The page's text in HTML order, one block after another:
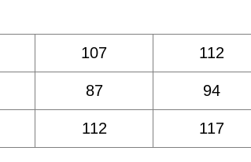
107 112
87 94
112 117